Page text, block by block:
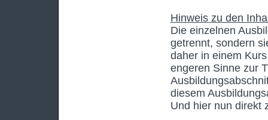
Hinweis zu den
Die einzelnen
getrennt, sondern
daher in einem
engeren Sinne zur
diesem
Und hier nun direkt